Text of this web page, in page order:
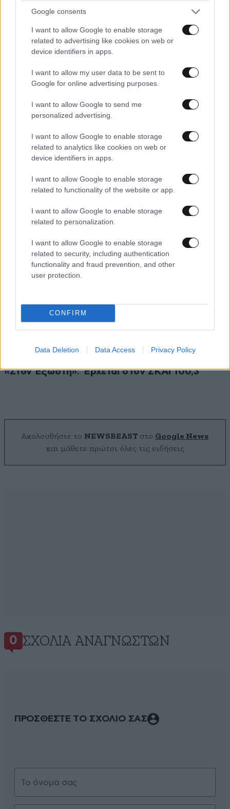
Google consents
I want to allow Google to enable storage
related to advertising like cookies on web or
device identifiers in apps.
I want to allow my user data to be sent to
Google for online advertising purposes.
I want to allow Google to send me
personalized advertising.
I want to allow Google to enable storage
related to analytics like cookies on web or
device identifiers in apps.
I want to allow Google to enable storage
related to functionality of the website or app.
I want to allow Google to enable storage
related to personalization.
I want to allow Google to enable storage
related to security, including authentication
functionality and fraud prevention, and other
user protection.
CONFIRM
Data Deletion Data Access Privacy Policy
UEFA Super Cup: Η μάχη για το πρώτο τρόπαιο
«Στον Εξώστη»: Έρχεται στον ΣΚΑΪ 100,3
Ακολουθήστε το NEWSBEAST στο Google News
και μάθετε πρώτοι όλες τις ειδήσεις
0 ΣΧΌΛΙΑ ΑΝΑΓΝΩΣΤΏΝ
ΠΡΟΣΘΕΣΤΕ ΤΟ ΣΧΟΛΙΟ ΣΑΣ